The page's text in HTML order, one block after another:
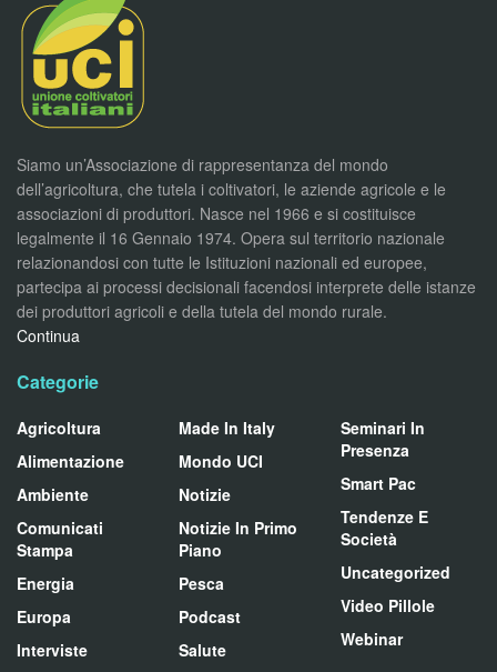
Siamo un’Associazione di rappresentanza del mondo
dell’agricoltura, che tutela i coltivatori, le aziende agricole e le
associazioni di produttori. Nasce nel 1966 e si costituisce
legalmente il 16 Gennaio 1974. Opera sul territorio nazionale
relazionandosi con tutte le Istituzioni nazionali ed europee,
partecipa ai processi decisionali facendosi interprete delle istanze
dei produttori agricoli e della tutela del mondo rurale.
Continua
Categorie
Agricoltura
Alimentazione
Ambiente
Comunicati
Stampa
Energia
Europa
Interviste
Made In Italy
Mondo UCI
Notizie
Notizie In Primo
Piano
Pesca
Podcast
Salute
Seminari In
Presenza
Smart Pac
Tendenze E
Società
Uncategorized
Video Pillole
Webinar